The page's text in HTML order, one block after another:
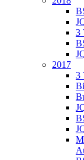
3
2017
3